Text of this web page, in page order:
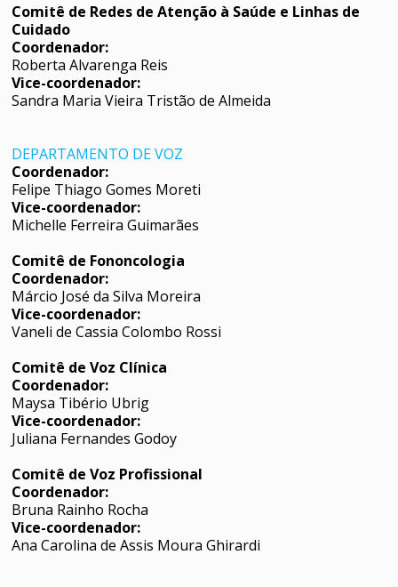
Comitê de Redes de Atenção à Saúde e Linhas de
Cuidado
Coordenador:
Roberta Alvarenga Reis
Vice-coordenador:
Sandra Maria Vieira Tristão de Almeida
DEPARTAMENTO DE VOZ
Coordenador:
Felipe Thiago Gomes Moreti
Vice-coordenador:
Michelle Ferreira Guimarães
Comitê de Fononcologia
Coordenador:
Márcio José da Silva Moreira
Vice-coordenador:
Vaneli de Cassia Colombo Rossi
Comitê de Voz Clínica
Coordenador:
Maysa Tibério Ubrig
Vice-coordenador:
Juliana Fernandes Godoy
Comitê de Voz Profissional
Coordenador:
Bruna Rainho Rocha
Vice-coordenador:
Ana Carolina de Assis Moura Ghirardi